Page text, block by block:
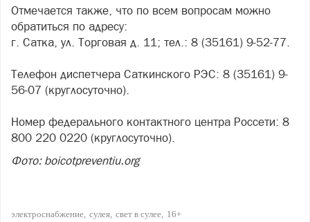
Отмечается также, что по всем вопросам можно
обратиться по адресу:
г. Сатка, ул. Торговая д. 11; тел.: 8 (35161) 9-52-77.
Телефон диспетчера Саткинского РЭС: 8 (35161) 9-
56-07 (круглосуточно).
Номер федерального контактного центра Россети: 8
800 220 0220 (круглосуточно).
Фото: boicotpreventiu.org
электроснабжение сулея свет в сулее 16+